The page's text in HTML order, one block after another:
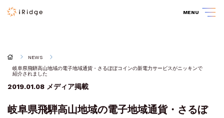
MENU
NEWS
岐阜県飛騨高山地域の電子地域通貨・さるぼぼコインの新電力サービスがニッキンで
紹介されました
2019.01.08 メディア掲載
岐阜県飛騨高山地域の電子地域通貨・さるぼ